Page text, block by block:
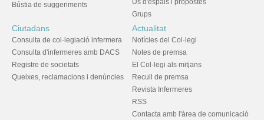
Bústia de suggeriments
Ús d'espais i propostes
Grups
Ciutadans
Consulta de col·legiació infermera
Consulta d'infermeres amb DACS
Registre de societats
Queixes, reclamacions i denúncies
Actualitat
Notícies del Col·legi
Notes de premsa
El Col·legi als mitjans
Recull de premsa
Revista Infermeres
RSS
Contacta amb l'àrea de comunicació